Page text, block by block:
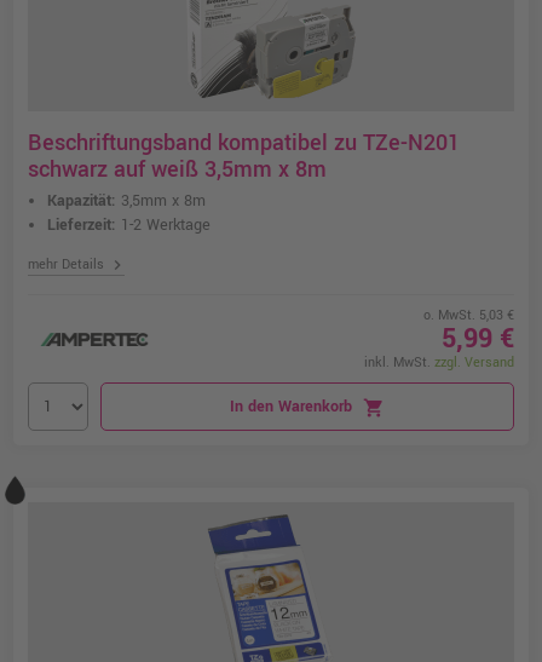
Beschriftungsband kompatibel zu TZe-N201
schwarz auf weiß 3,5mm x 8m
Kapazität: 3,5mm x 8m
Lieferzeit: 1-2 Werktage
mehr Details chevron_right
o. MwSt. 5,03 €
5,99 €
inkl. MwSt. zzgl. Versand
In den Warenkorb shopping_cart